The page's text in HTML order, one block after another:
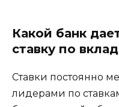
Какой банк
ставку по
Ставки постоянно
лидерами по